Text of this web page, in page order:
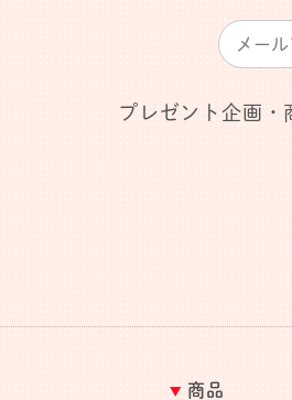
プレゼント企画・
商品